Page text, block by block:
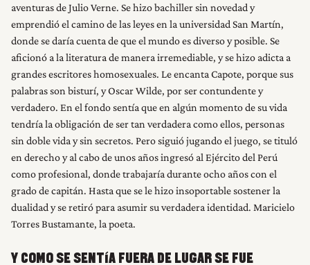
aventuras de Julio Verne. Se hizo bachiller sin novedad y
emprendió el camino de las leyes en la universidad San Martín,
donde se daría cuenta de que el mundo es diverso y posible. Se
aficionó a la literatura de manera irremediable, y se hizo adicta a
grandes escritores homosexuales. Le encanta Capote, porque sus
palabras son bisturí, y Oscar Wilde, por ser contundente y
verdadero. En el fondo sentía que en algún momento de su vida
tendría la obligación de ser tan verdadera como ellos, personas
sin doble vida y sin secretos. Pero siguió jugando el juego, se tituló
en derecho y al cabo de unos años ingresó al Ejército del Perú
como profesional, donde trabajaría durante ocho años con el
grado de capitán. Hasta que se le hizo insoportable sostener la
dualidad y se retiró para asumir su verdadera identidad. Maricielo
Torres Bustamante, la poeta.
Y COMO SE SENTÍA FUERA DE LUGAR SE FUE